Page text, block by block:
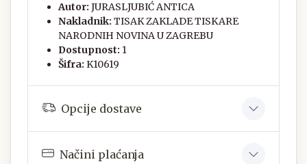
Autor: JURASLJUBIĆ ANTICA
Nakladnik: TISAK ZAKLADE TISKARE
NARODNIH NOVINA U ZAGREBU
Dostupnost: 1
Šifra: K10619
Opcije dostave
Načini plaćanja